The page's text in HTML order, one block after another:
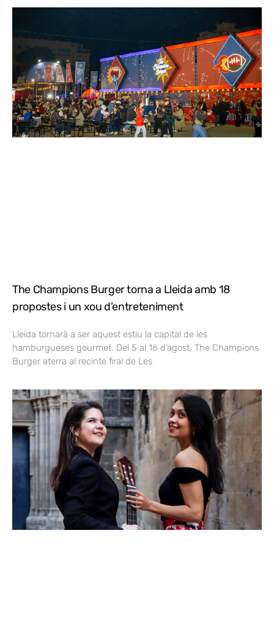
The Champions Burger torna a Lleida amb 18
propostes i un xou d’entreteniment
Lleida tornarà a ser aquest estiu la capital de les
hamburgueses gourmet. Del 5 al 16 d’agost, The Champions
Burger aterra al recinte firal de Les